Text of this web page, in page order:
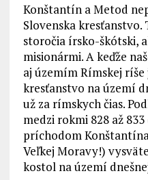
Konštantín a Metod
Slovenska
storočia írsko-škótski,
misionármi. A keďže
aj územím Rímskej
kresťanstvo na území
už za rímskych čias.
medzi rokmi 828 až
príchodom
Veľkej Moravy!)
kostol na území